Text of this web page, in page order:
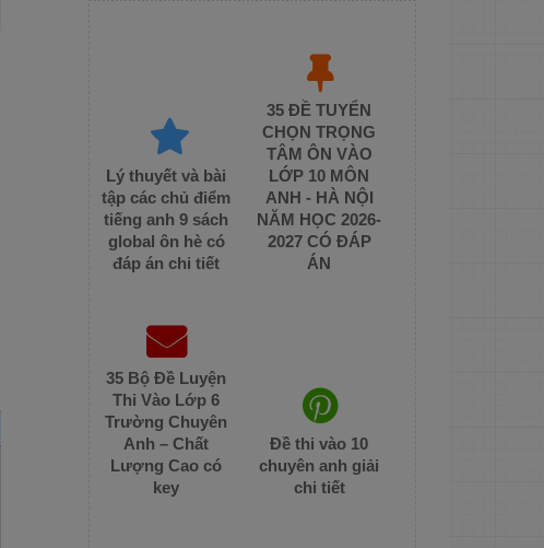
Lý thuyết và bài
tập các chủ điểm
tiếng anh 9 sách
global ôn hè có
đáp án chi tiết
35 ĐỀ TUYỂN
CHỌN TRỌNG
TÂM ÔN VÀO
LỚP 10 MÔN
ANH - HÀ NỘI
NĂM HỌC 2026-
2027 CÓ ĐÁP
ÁN
35 Bộ Đề Luyện
Thi Vào Lớp 6
Trường Chuyên
Anh – Chất
Lượng Cao có
key
Đề thi vào 10
chuyên anh giải
chi tiết